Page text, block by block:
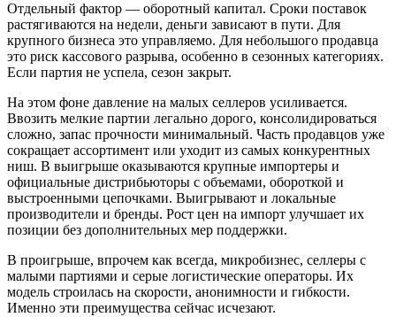
Отдельный фактор — оборотный капитал. Сроки поставок
растягиваются на недели, деньги зависают в пути. Для
крупного бизнеса это управляемо. Для небольшого продавца
это риск кассового разрыва, особенно в сезонных категориях.
Если партия не успела, сезон закрыт.
На этом фоне давление на малых селлеров усиливается.
Ввозить мелкие партии легально дорого, консолидироваться
сложно, запас прочности минимальный. Часть продавцов уже
сокращает ассортимент или уходит из самых конкурентных
ниш. В выигрыше оказываются крупные импортеры и
официальные дистрибьюторы с объемами, обороткой и
выстроенными цепочками. Выигрывают и локальные
производители и бренды. Рост цен на импорт улучшает их
позиции без дополнительных мер поддержки.
В проигрыше, впрочем как всегда, микробизнес, селлеры с
малыми партиями и серые логистические операторы. Их
модель строилась на скорости, анонимности и гибкости.
Именно эти преимущества сейчас исчезают.